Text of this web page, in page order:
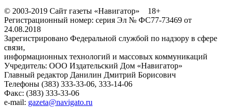
© 2003-2019 Сайт газеты «Навигатор» 18+
Регистрационный номер: серия Эл № ФС77-73469 от
24.08.2018
Зарегистрировано Федеральной службой по надзору в сфере
связи,
информационных технологий и массовых коммуникаций
Учредитель: ООО Издательский Дом «Навигатор»
Главный редактор Данилин Дмитрий Борисович
Телефоны (383) 333-33-06, 333-14-06
Факс: (383) 333-33-06
e-mail: gazeta@navigato.ru